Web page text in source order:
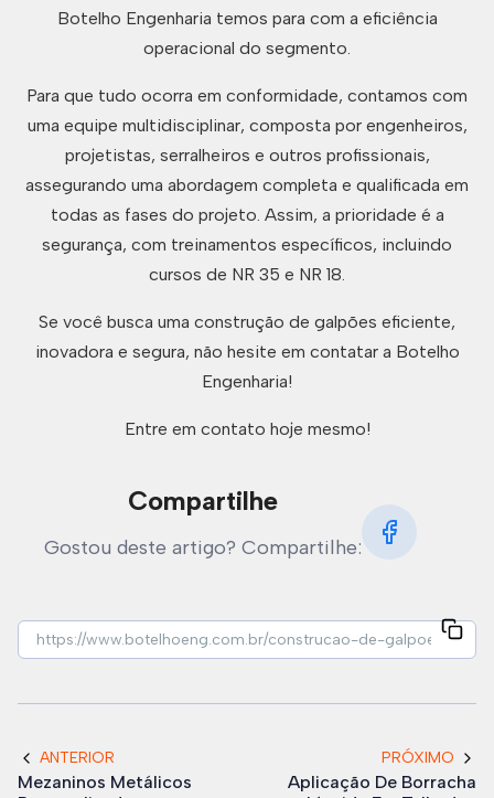
Botelho Engenharia temos para com a eficiência
operacional do segmento.
Para que tudo ocorra em conformidade, contamos com
uma equipe multidisciplinar, composta por engenheiros,
projetistas, serralheiros e outros profissionais,
assegurando uma abordagem completa e qualificada em
todas as fases do projeto. Assim, a prioridade é a
segurança, com treinamentos específicos, incluindo
cursos de NR 35 e NR 18.
Se você busca uma construção de galpões eficiente,
inovadora e segura, não hesite em contatar a Botelho
Engenharia!
Entre em contato hoje mesmo!
Compartilhe
Gostou deste artigo? Compartilhe:
ANTERIOR
Mezaninos Metálicos
PRÓXIMO
Aplicação De Borracha